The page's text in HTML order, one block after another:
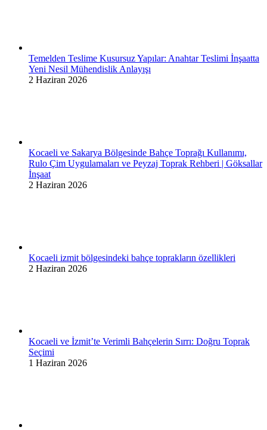
Temelden Teslime Kusursuz Yapılar: Anahtar Teslimi İnşaatta
Yeni Nesil Mühendislik Anlayışı
2 Haziran 2026
Kocaeli ve Sakarya Bölgesinde Bahçe Toprağı Kullanımı,
Rulo Çim Uygulamaları ve Peyzaj Toprak Rehberi | Göksallar
İnşaat
2 Haziran 2026
Kocaeli izmit bölgesindeki bahçe toprakların özellikleri
2 Haziran 2026
Kocaeli ve İzmit’te Verimli Bahçelerin Sırrı: Doğru Toprak
Seçimi
1 Haziran 2026